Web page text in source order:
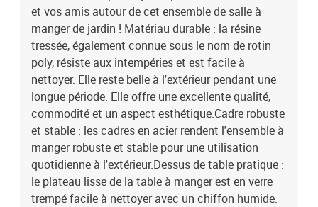
et vos amis autour de cet ensemble de salle à
manger de jardin ! Matériau durable : la résine
tressée, également connue sous le nom de rotin
poly, résiste aux intempéries et est facile à
nettoyer. Elle reste belle à l'extérieur pendant une
longue période. Elle offre une excellente qualité,
commodité et un aspect esthétique.Cadre robuste
et stable : les cadres en acier rendent l'ensemble à
manger robuste et stable pour une utilisation
quotidienne à l'extérieur.Dessus de table pratique :
le plateau lisse de la table à manger est en verre
trempé facile à nettoyer avec un chiffon humide.